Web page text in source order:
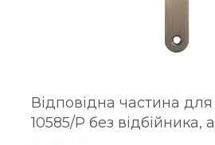
Відповідна частина
10585/P без відбійника,